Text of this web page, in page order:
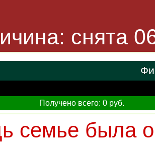
снята
Получено всего: 0 руб.
семье была